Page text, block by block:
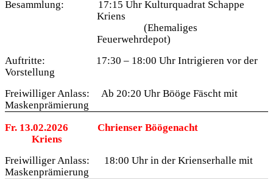
Besammlung: 17:15 Uhr Kulturquadrat Schappe
Kriens
(Ehemaliges
Feuerwehrdepot)
Auftritte:
17:30 – 18:00 Uhr Intrigieren vor der
Vorstellung
Freiwilliger Anlass:
Ab 20:20 Uhr Bööge Fäscht mit
Maskenprämierung
Fr. 13.02.2026
Chrienser Böögenacht
Kriens
Freiwilliger Anlass:
18:00 Uhr in der Krienserhalle mit
Maskenprämierung